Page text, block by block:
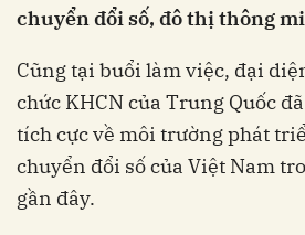
chuyển đổi số, đô thị thông
Cũng tại buổi làm việc, đại
chức KHCN của Trung Quốc
tích cực về môi trường phát
chuyển đổi số của Việt Nam
gần đây.